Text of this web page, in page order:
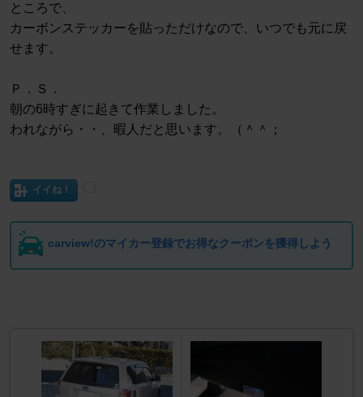
ところで、
カーボンステッカーを貼っただけなので、いつでも元に戻
せます。
Ｐ．Ｓ．
朝の6時すぎに起きて作業しました。
われながら・・、暇人だと思います。（＾＾；
イイね！
carview!のマイカー登録でお得なクーポンを獲得しよう